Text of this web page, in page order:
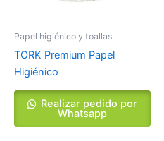
Papel higiénico y toallas
TORK Premium Papel
Higiénico
Realizar pedido por
Whatsapp